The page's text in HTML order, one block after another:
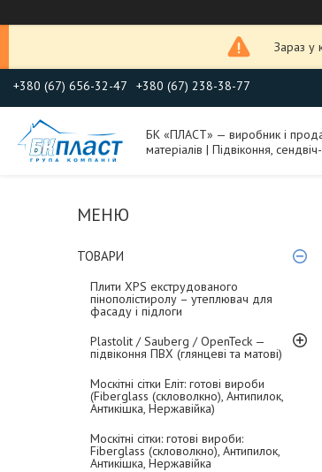
Зараз у
+380 (67) 656-32-47 +380 (67) 238-38-77
БК «ПЛАСТ» — виробник і
матеріалів | Підвіконня,
ТОВАРИ
Плити XPS екструдованого
пінополістиролу – утеплювач для
фасаду і підлоги
Plastolit / Sauberg / OpenTeck —
підвіконня ПВХ (глянцеві та матові)
Москітні сітки Еліт: готові вироби
(Fiberglass (скловолкно), Антипилок,
Антикішка, Нержавійка)
Москітні сітки: готові вироби:
Fiberglass (скловолкно), Антипилок,
Антикішка, Нержавійка